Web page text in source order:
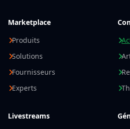
Marketplace
Produits
Solutions
Fournisseurs
Experts
Livestreams